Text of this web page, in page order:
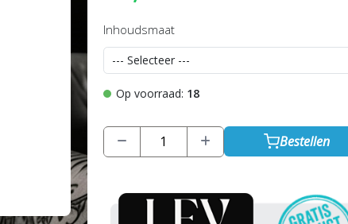
Inhoudsmaat
Op voorraad: 18
Bestellen